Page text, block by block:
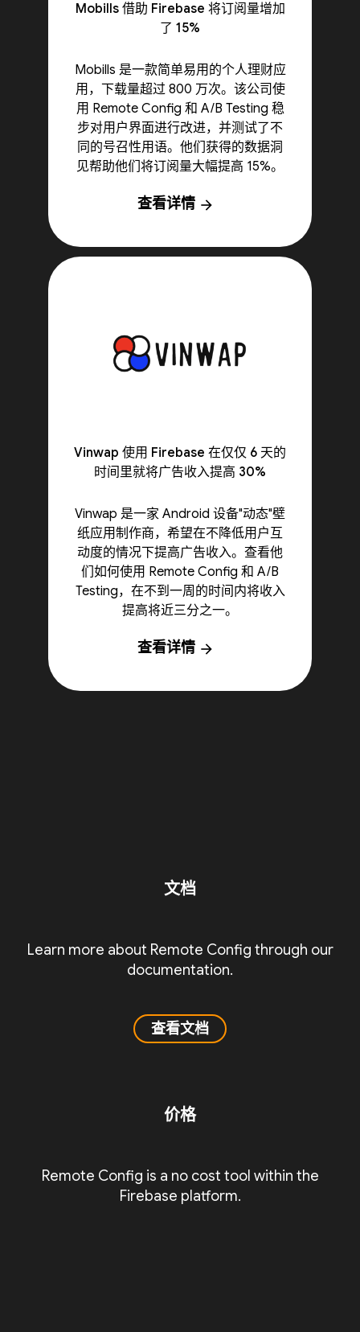
Mobills 借助 Firebase 将订阅量增加
了 15%
Mobills 是一款简单易用的个人理财应
用，下载量超过 800 万次。该公司使
用 Remote Config 和 A/B Testing 稳
步对用户界面进行改进，并测试了不
同的号召性用语。他们获得的数据洞
见帮助他们将订阅量大幅提高 15%。
查看详情 arrow_forward
Vinwap 使用 Firebase 在仅仅 6 天的
时间里就将广告收入提高 30%
Vinwap 是一家 Android 设备"动态"壁
纸应用制作商，希望在不降低用户互
动度的情况下提高广告收入。查看他
们如何使用 Remote Config 和 A/B
Testing，在不到一周的时间内将收入
提高将近三分之一。
查看详情 arrow_forward
文档
Learn more about Remote Config through our
documentation.
查看文档
价格
Remote Config is a no cost tool within the
Firebase platform.